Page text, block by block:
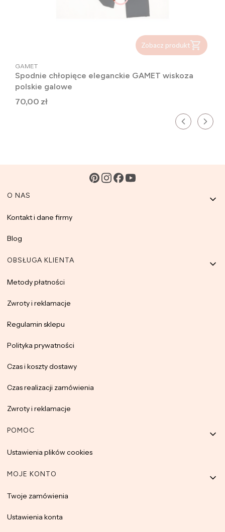
Zobacz produkt
PRODUCENT
GAMET
Spodnie chłopięce eleganckie GAMET wiskoza
polskie galowe
Cena
70,00 zł
Linki w stopce
O NAS
Kontakt i dane firmy
Blog
OBSŁUGA KLIENTA
Metody płatności
Zwroty i reklamacje
Regulamin sklepu
Polityka prywatności
Czas i koszty dostawy
Czas realizacji zamówienia
Zwroty i reklamacje
POMOC
Ustawienia plików cookies
MOJE KONTO
Twoje zamówienia
Ustawienia konta